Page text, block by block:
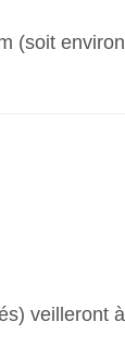
(soit
veilleront